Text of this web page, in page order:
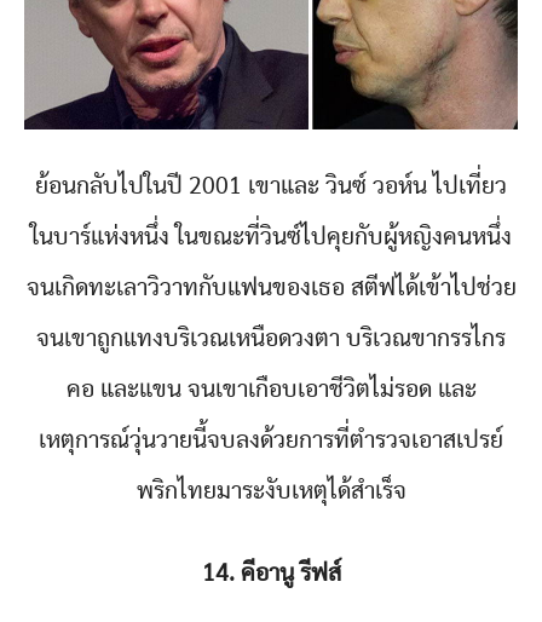
ย้อนกลับไปในปี 2001 เขาและ วินซ์ วอห์น ไปเที่ยว
ในบาร์แห่งหนึ่ง ในขณะที่วินซ์ไปคุยกับผู้หญิงคนหนึ่ง
จนเกิดทะเลาวิวาทกับแฟนของเธอ สตีฟได้เข้าไปช่วย
จนเขาถูกแทงบริเวณเหนือดวงตา บริเวณขากรรไกร
คอ และแขน จนเขาเกือบเอาชีวิตไม่รอด และ
เหตุการณ์วุ่นวายนี้จบลงด้วยการที่ตำรวจเอาสเปรย์
พริกไทยมาระงับเหตุได้สำเร็จ
14. คีอานู รีฟส์